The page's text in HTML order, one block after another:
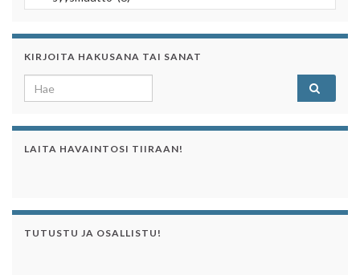
KIRJOITA HAKUSANA TAI SANAT
Search for:
LAITA HAVAINTOSI TIIRAAN!
TUTUSTU JA OSALLISTU!